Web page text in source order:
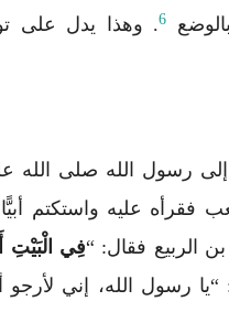
6. وهذا يدل على
إلى رسول الله صلى
فقرأه عليه واستكتم أبيًّا
الربيع فقال: “فِي الْبَيْتِ
رسول الله، إني لأرجو